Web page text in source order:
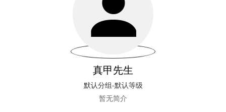
真甲先生
默认分组-默认等级
暂无简介